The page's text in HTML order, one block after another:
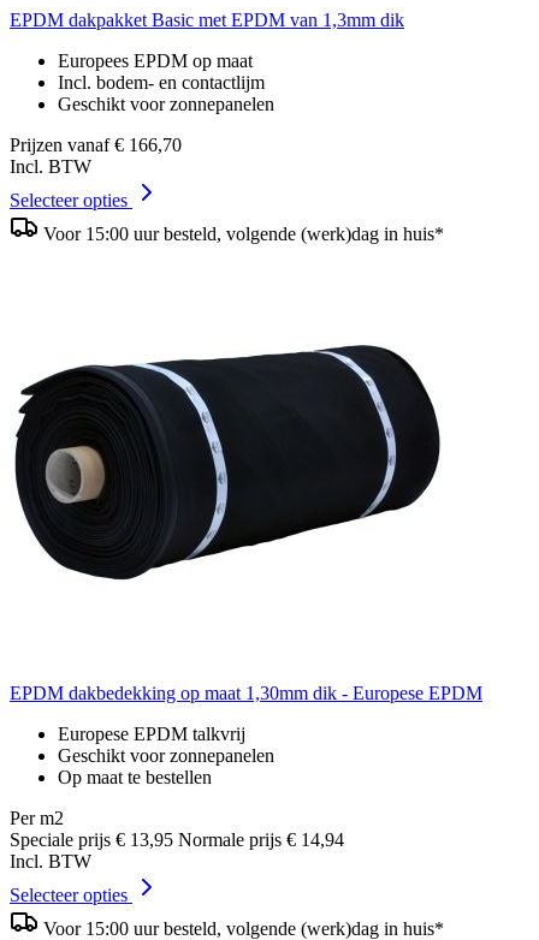
EPDM dakpakket Basic met EPDM van 1,3mm dik
Europees EPDM op maat
Incl. bodem- en contactlijm
Geschikt voor zonnepanelen
Prijzen vanaf € 166,70
Incl. BTW
Selecteer opties
Voor 15:00 uur besteld, volgende (werk)dag in huis*
EPDM dakbedekking op maat 1,30mm dik - Europese EPDM
Europese EPDM talkvrij
Geschikt voor zonnepanelen
Op maat te bestellen
Per m2
Speciale prijs € 13,95 Normale prijs € 14,94
Incl. BTW
Selecteer opties
Voor 15:00 uur besteld, volgende (werk)dag in huis*